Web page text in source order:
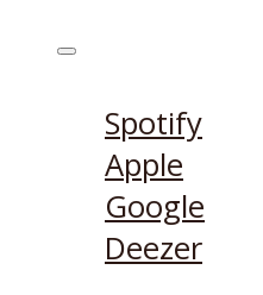
Spotify
Apple
Google
Deezer